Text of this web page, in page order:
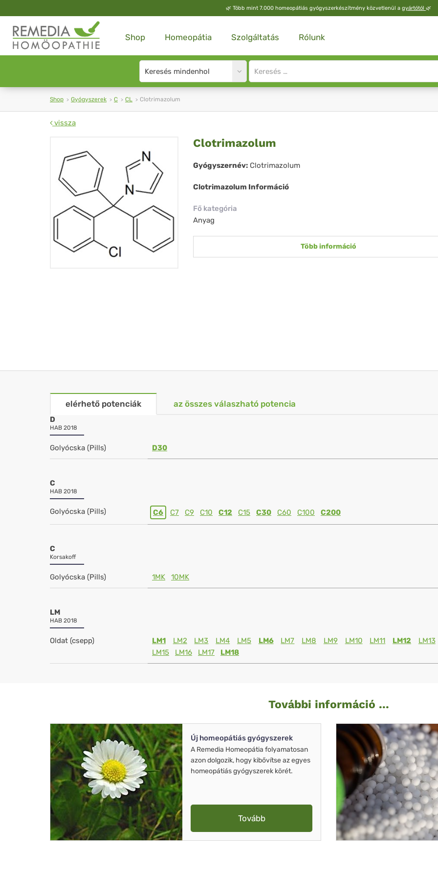
🌿 Több mint 7.000 homeopátiás gyógyszerkészítmény közvetlenül a gyártótól 🌿
Shop Homeopátia Szolgáltatás Rólunk
Search
type
Site
search
Shop Gyógyszerek C CL Clotrimazolum
vissza
Clotrimazolum
Clotrimazolum
Gyógyszernév: Clotrimazolum
Clotrimazolum Információ
Fő kategória
Anyag
Több információ
elérhető potenciák az összes válaszható potencia
D
HAB 2018
Golyócska (Pills) D30
C
HAB 2018
Golyócska (Pills) C6 C7 C9 C10 C12 C15 C30 C60 C100 C200
C
Korsakoff
Golyócska (Pills) 1MK 10MK
LM
HAB 2018
Oldat (csepp) LM1 LM2 LM3 LM4 LM5 LM6 LM7 LM8 LM9 LM10 LM11 LM12
LM13
LM15
LM16 LM17 LM18
További információ ...
Új homeopátiás gyógyszerek
A Remedia Homeopátia folyamatosan
azon dolgozik, hogy kibővítse az egyes
homeopátiás gyógyszerek körét.
Tovább